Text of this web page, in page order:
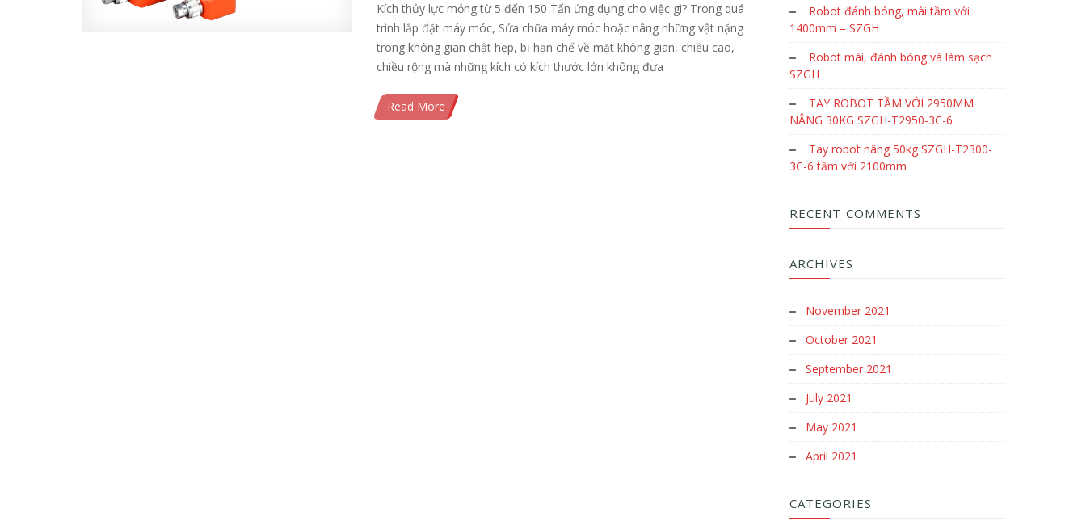
Kích thủy lực mỏng từ 5 đến 150 Tấn ứng dụng cho việc gì? Trong quá
trình lắp đặt máy móc, Sửa chữa máy móc hoặc nâng những vật nặng
trong không gian chật hẹp, bị hạn chế về mặt không gian, chiều cao,
chiều rộng mà những kích có kích thước lớn không đưa
Read More
Robot đánh bóng, mài tầm với
1400mm – SZGH
Robot mài, đánh bóng và làm sạch
SZGH
TAY ROBOT TẦM VỚI 2950MM
NÂNG 30KG SZGH-T2950-3C-6
Tay robot nâng 50kg SZGH-T2300-
3C-6 tầm với 2100mm
RECENT COMMENTS
ARCHIVES
November 2021
October 2021
September 2021
July 2021
May 2021
April 2021
CATEGORIES